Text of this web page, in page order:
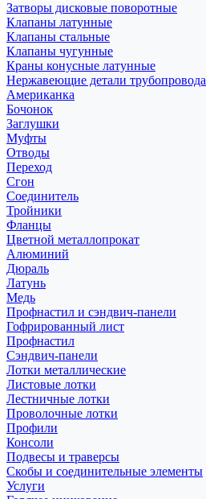
Затворы дисковые поворотные
Клапаны латунные
Клапаны стальные
Клапаны чугунные
Краны конусные латунные
Нержавеющие детали трубопровода
Американка
Бочонок
Заглушки
Муфты
Отводы
Переход
Сгон
Соединитель
Тройники
Фланцы
Цветной металлопрокат
Алюминий
Дюраль
Латунь
Медь
Профнастил и сэндвич-панели
Гофрированный лист
Профнастил
Сэндвич-панели
Лотки металлические
Листовые лотки
Лестничные лотки
Проволочные лотки
Профили
Консоли
Подвесы и траверсы
Скобы и соединительные элементы
Услуги